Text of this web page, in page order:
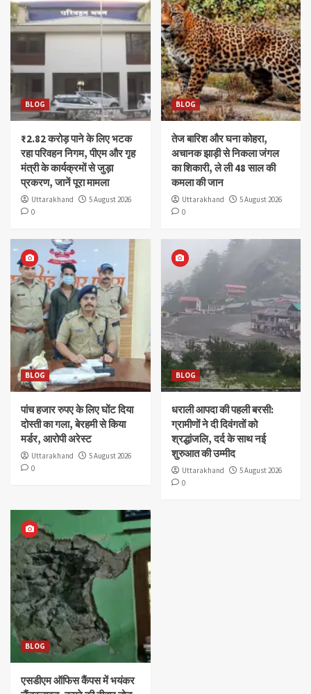
BLOG
₹2.82 करोड़ पाने के लिए भटक
रहा परिवहन निगम, पीएम और गृह
मंत्री के कार्यक्रमों से जुड़ा
प्रकरण, जानें पूरा मामला
Uttarakhand
5 August 2026
0
BLOG
तेज बारिश और घना कोहरा,
अचानक झाड़ी से निकला जंगल
का शिकारी, ले ली 48 साल की
कमला की जान
Uttarakhand
5 August 2026
0
BLOG
पांच हजार रुपए के लिए घोंट दिया
दोस्ती का गला, बेरहमी से किया
मर्डर, आरोपी अरेस्ट
Uttarakhand
5 August 2026
0
BLOG
धराली आपदा की पहली बरसी:
ग्रामीणों ने दी दिवंगतों को
श्रद्धांजलि, दर्द के साथ नई
शुरुआत की उम्मीद
Uttarakhand
5 August 2026
0
BLOG
एसडीएम ऑफिस कैंपस में भयंकर